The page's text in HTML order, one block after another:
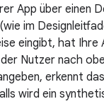
App über einen
im
eingibt, hat Ihre
Nutzer nach
erkennt
wird ein